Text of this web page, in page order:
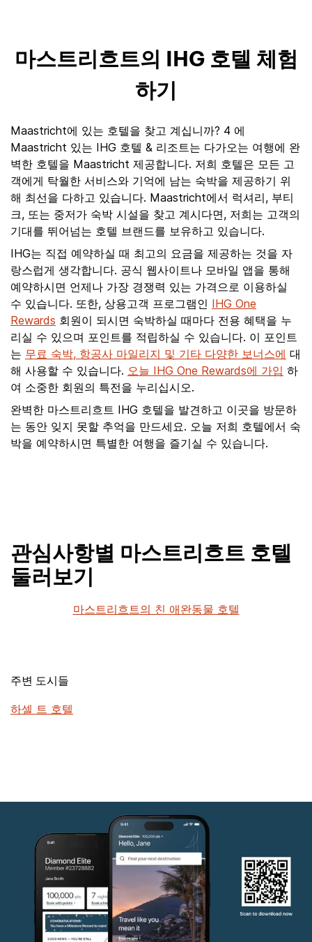
마스트리흐트의 IHG 호텔 체험
하기
Maastricht에 있는 호텔을 찾고 계십니까? 4 에
Maastricht 있는 IHG 호텔 & 리조트는 다가오는 여행에 완
벽한 호텔을 Maastricht 제공합니다. 저희 호텔은 모든 고
객에게 탁월한 서비스와 기억에 남는 숙박을 제공하기 위
해 최선을 다하고 있습니다. Maastricht에서 럭셔리, 부티
크, 또는 중저가 숙박 시설을 찾고 계시다면, 저희는 고객의
기대를 뛰어넘는 호텔 브랜드를 보유하고 있습니다.
IHG는 직접 예약하실 때 최고의 요금을 제공하는 것을 자
랑스럽게 생각합니다. 공식 웹사이트나 모바일 앱을 통해
예약하시면 언제나 가장 경쟁력 있는 가격으로 이용하실
수 있습니다. 또한, 상용고객 프로그램인 IHG One
Rewards 회원이 되시면 숙박하실 때마다 전용 혜택을 누
리실 수 있으며 포인트를 적립하실 수 있습니다. 이 포인트
는 무료 숙박, 항공사 마일리지 및 기타 다양한 보너스에 대
해 사용할 수 있습니다. 오늘 IHG One Rewards에 가입 하
여 소중한 회원의 특전을 누리십시오.
완벽한 마스트리흐트 IHG 호텔을 발견하고 이곳을 방문하
는 동안 잊지 못할 추억을 만드세요. 오늘 저희 호텔에서 숙
박을 예약하시면 특별한 여행을 즐기실 수 있습니다.
관심사항별 마스트리흐트 호텔
둘러보기
마스트리흐트의 친 애완동물 호텔
주변 도시들
하셀 트 호텔